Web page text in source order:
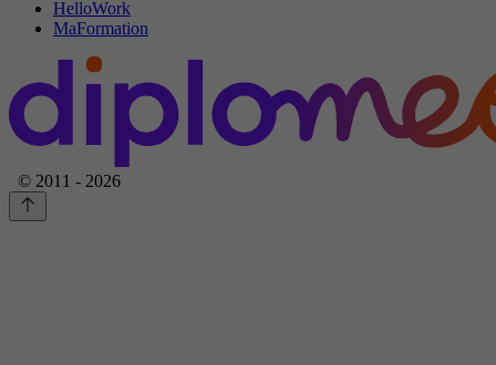
HelloWork
MaFormation
© 2011 - 2026